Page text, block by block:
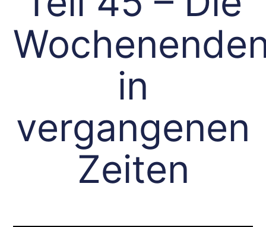
in
vergangenen
Zeiten